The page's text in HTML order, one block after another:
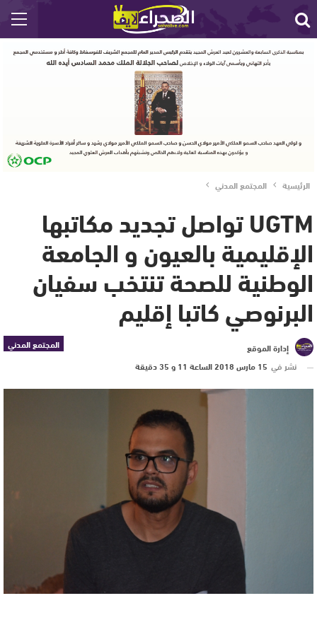
الرئيسية المجتمع المدني
UGTM تواصل تجديد مكاتبها
الإقليمية بالعيون و الجامعة
الوطنية للصحة تنتخب سفيان
البرنوصي كاتبا إقليم
المجتمع المدني
إدارة الموقع
نشر في 15 مارس 2018 الساعة 11 و 35 دقيقة